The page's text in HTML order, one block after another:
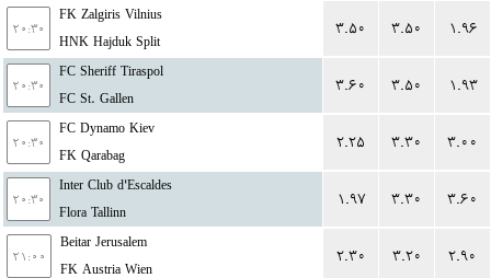
۲۰:۳۰
FK Zalgiris Vilnius
HNK Hajduk Split
۳.۵۰ ۳.۵۰ ۱.۹۶
۲۰:۳۰
FC Sheriff Tiraspol
FC St. Gallen
۳.۶۰ ۳.۵۰ ۱.۹۳
۲۰:۳۰
FC Dynamo Kiev
FK Qarabag
۲.۲۵ ۳.۳۰ ۳.۰۰
۲۰:۳۰
Inter Club d'Escaldes
Flora Tallinn
۱.۹۷ ۳.۳۰ ۳.۶۰
۲۱:۰۰
Beitar Jerusalem
FK Austria Wien
۲.۳۰ ۳.۲۰ ۲.۹۰